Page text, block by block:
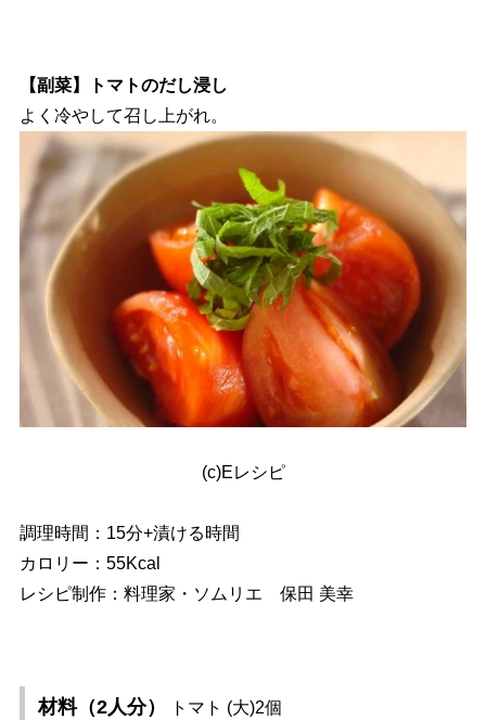
【副菜】トマトのだし浸し
よく冷やして召し上がれ。
(c)Eレシピ
調理時間：15分+漬ける時間
カロリー：55Kcal
レシピ制作：料理家・ソムリエ 保田 美幸
材料（2人分） トマト (大)2個